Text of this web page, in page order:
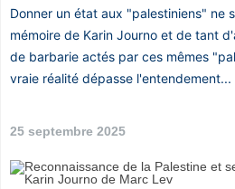
Donner un état aux "palestiniens" ne
mémoire de Karin Journo et de tant
de barbarie actés par ces mêmes
vraie réalité dépasse
25 septembre 2025